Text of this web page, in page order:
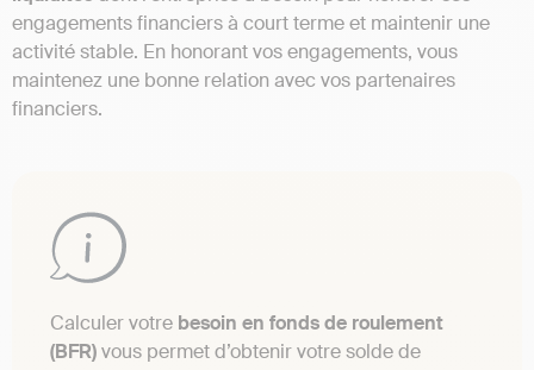
engagements financiers à court terme et maintenir une
activité stable. En honorant vos engagements, vous
maintenez une bonne relation avec vos partenaires
financiers.
Calculer votre besoin en fonds de roulement
(BFR)vous permet d’obtenir votre solde de